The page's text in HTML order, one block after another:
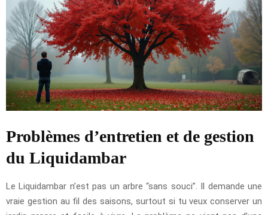
Problèmes d’entretien et de gestion
du Liquidambar
Le Liquidambar n’est pas un arbre “sans souci”. Il demande une
vraie gestion au fil des saisons, surtout si tu veux conserver un